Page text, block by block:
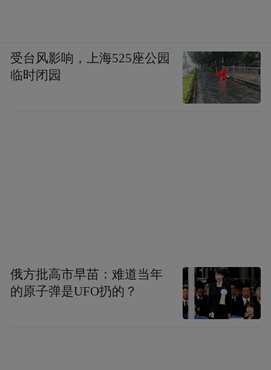
受台风影响，上海525座公园
临时闭园
俄方批高市早苗：难道当年
的原子弹是UFO扔的？